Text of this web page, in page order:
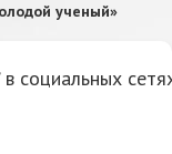
ученый»
социальных